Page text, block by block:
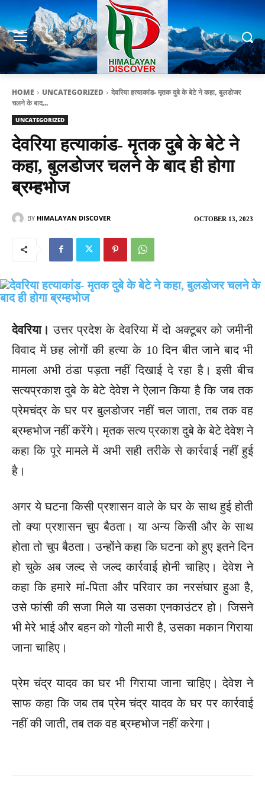
HOME UNCATEGORIZED
देवरिया हत्याकांड- मृतक दुबे के बेटे ने कहा, बुलडोजर
चलने के बाद...
UNCATEGORIZED
देवरिया हत्याकांड- मृतक दुबे के बेटे ने
कहा, बुलडोजर चलने के बाद ही होगा
ब्रम्हभोज
OCTOBER 13, 2023
BY HIMALAYAN DISCOVER
देवरिया। उत्तर प्रदेश के देवरिया में दो अक्टूबर को जमीनी
विवाद में छह लोगों की हत्या के 10 दिन बीत जाने बाद भी
मामला अभी ठंडा पड़ता नहीं दिखाई दे रहा है। इसी बीच
सत्यप्रकाश दुबे के बेटे देवेश ने ऐलान किया है कि जब तक
प्रेमचंद्र के घर पर बुलडोजर नहीं चल जाता, तब तक वह
ब्रम्हभोज नहीं करेंगे। मृतक सत्य प्रकाश दुबे के बेटे देवेश ने
कहा कि पूरे मामले में अभी सही तरीके से कार्रवाई नहीं हुई
है।
अगर ये घटना किसी प्रशासन वाले के घर के साथ हुई होती
तो क्या प्रशासन चुप बैठता। या अन्य किसी और के साथ
होता तो चुप बैठता। उन्होंने कहा कि घटना को हुए इतने दिन
हो चुके अब जल्द से जल्द कार्रवाई होनी चाहिए। देवेश ने
कहा कि हमारे मां-पिता और परिवार का नरसंघार हुआ है,
उसे फांसी की सजा मिले या उसका एनकाउंटर हो। जिसने
भी मेरे भाई और बहन को गोली मारी है, उसका मकान गिराया
जाना चाहिए।
प्रेम चंद्र यादव का घर भी गिराया जाना चाहिए। देवेश ने
साफ कहा कि जब तब प्रेम चंद्र यादव के घर पर कार्रवाई
नहीं की जाती, तब तक वह ब्रम्हभोज नहीं करेगा।